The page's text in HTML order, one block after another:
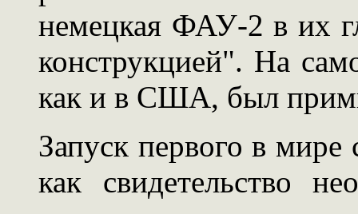
немецкая ФАУ-2 в их
конструкцией". На
как и в США, был
Запуск первого в
как свидетельство